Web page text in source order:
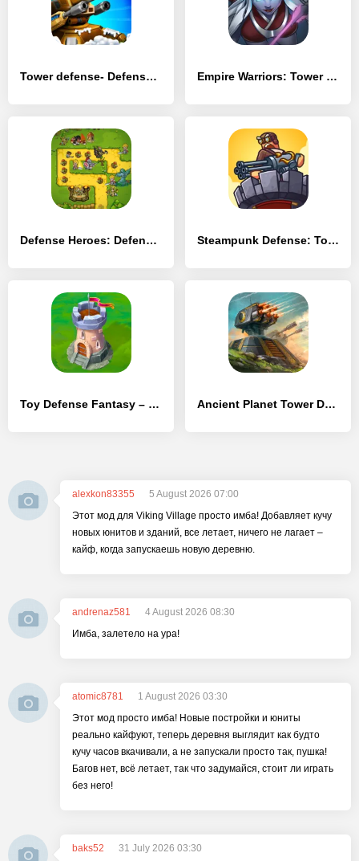
Tower defense- Defense Legend Empire Warriors: Tower Defense
Defense Heroes: Defender War Tower Defense Steampunk Defense: Tower Defense
Toy Defense Fantasy – Tower Defense Game Ancient Planet Tower Defense
alexkon83355
5 August 2026 07:00
Этот мод для Viking Village просто имба! Добавляет кучу
новых юнитов и зданий, все летает, ничего не лагает –
кайф, когда запускаешь новую деревню.
andrenaz581
4 August 2026 08:30
Имба, залетело на ура!
atomic8781
1 August 2026 03:30
Этот мод просто имба! Новые постройки и юниты
реально кайфуют, теперь деревня выглядит как будто
кучу часов вкачивали, а не запускали просто так, пушка!
Багов нет, всё летает, так что задумайся, стоит ли играть
без него!
baks52
31 July 2026 03:30